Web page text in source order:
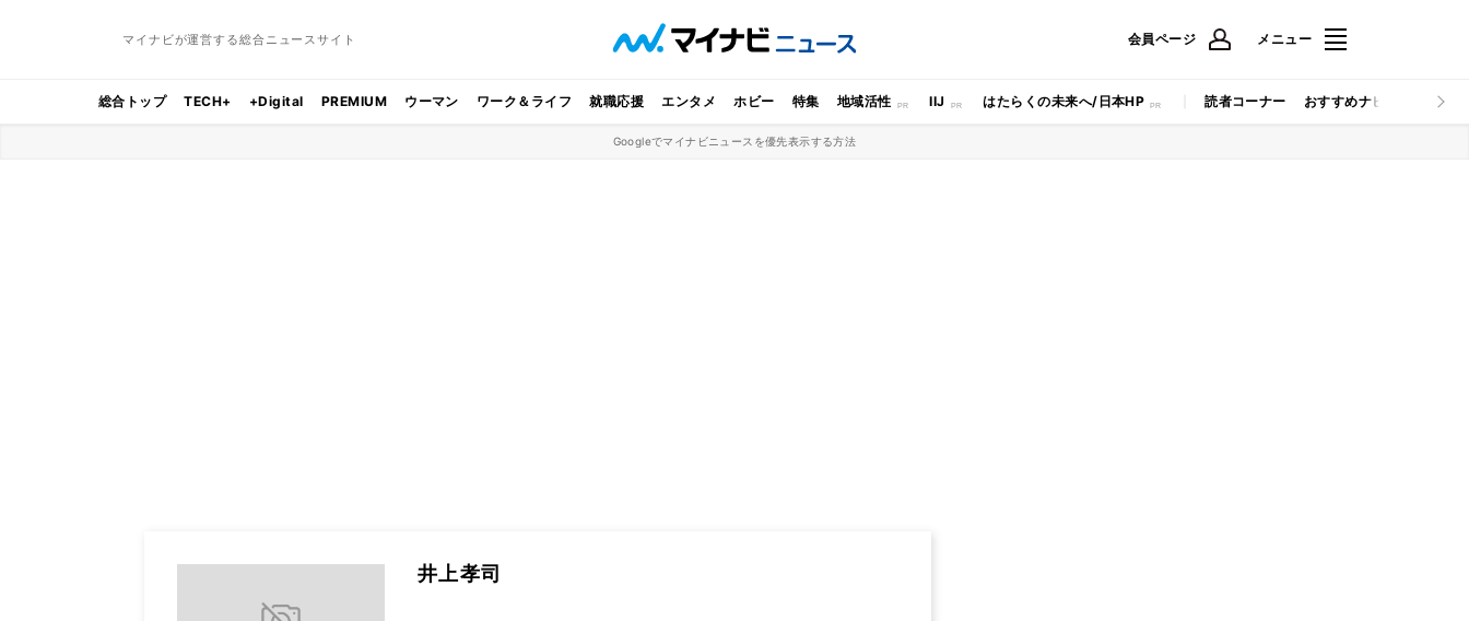
マイナビが運営する総合ニュースサイト 会員ページ メニュー
総合トップ TECH+ +Digital PREMIUM ウーマン ワーク＆ライフ 就職応援 エンタメ ホビー 特集 地域活性 IIJ はたらくの未来へ/日本HP 読者コーナー おすすめナビ マイナビ
Googleでマイナビニュースを優先表示する方法
井上孝司